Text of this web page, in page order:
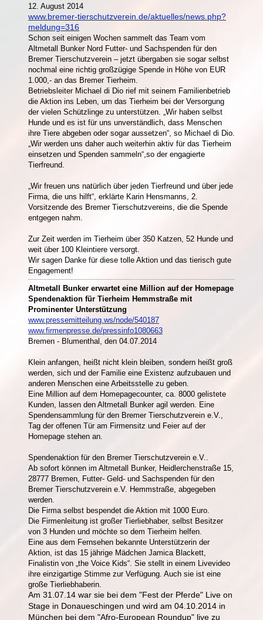
12. August 2014
www.bremer-tierschutzverein.de/aktuelles/news.php?
meldung=316
Schon seit einigen Wochen sammelt das Team vom
Altmetall Bunker Nord Futter- und Sachspenden für den
Bremer Tierschutzverein – jetzt übergaben sie sogar selbst
nochmal eine richtig großzügige Spende in Höhe von EUR
1.000,- an das Bremer Tierheim.
Betriebsleiter Michael di Dio rief mit seinem Familienbetrieb
die Aktion ins Leben, um das Tierheim bei der Versorgung
der vielen Schützlinge zu unterstützen. „Wir haben selbst
Hunde und es ist für uns unverständlich, dass Menschen
ihre Tiere abgeben oder sogar aussetzen“, so Michael di Dio.
„Wir werden uns daher auch weiterhin aktiv für das Tierheim
einsetzen und Spenden sammeln“,so der engagierte
Tierfreund.
„Wir freuen uns natürlich über jeden Tierfreund und über jede
Firma, die uns hilft“, erklärte Karin Hensmanns, 2.
Vorsitzende des Bremer Tierschutzvereins, die die Spende
entgegen nahm.
Zur Zeit werden im Tierheim über 350 Katzen, 52 Hunde und
weit über 100 Kleintiere versorgt.
Wir sagen Danke für diese tolle Aktion und das tierisch gute
Engagement!
Altmetall Bunker erwartet eine Million auf der Homepage
Spendenaktion für Tierheim Hemmstraße mit
Prominenter Unterstützung
www.pressemitteilung.ws/node/540187
www.firmenpresse.de/pressinfo1080663
Bremen - Blumenthal, den 04.07.2014
Klein anfangen, heißt nicht klein bleiben, sondern heißt groß
werden, sich und der Familie eine Existenz aufzubauen und
anderen Menschen eine Arbeitsstelle zu geben.
Eine Million auf dem Homepagecounter, ca. 8000 gelistete
Kunden, lassen den Altmetall Bunker agil werden. Eine
Spendensammlung für den Bremer Tierschutzverein e.V.,
Tag der offenen Tür am Firmensitz und Feier auf der
Homepage stehen an.
Spendenaktion für den Bremer Tierschutzverein e.V..
Ab sofort können im Altmetall Bunker, Heidlerchenstraße 15,
28777 Bremen, Futter- Geld- und Sachspenden für den
Bremer Tierschutzverein e.V. Hemmstraße, abgegeben
werden.
Die Firma selbst bespendet die Aktion mit 1000 Euro.
Die Firmenleitung ist großer Tierliebhaber, selbst Besitzer
von 3 Hunden und möchte so dem Tierheim helfen.
Eine aus dem Fernsehen bekannte Unterstützerin der
Aktion, ist das 15 jährige Mädchen Jamica Blackett,
Finalistin von „the Voice Kids“. Sie stellt in einem Livevideo
ihre einzigartige Stimme zur Verfügung. Auch sie ist eine
große Tierliebhaberin.
Am 31.07.14 war sie bei dem "Fest der Pferde" Live on
Stage in Donaueschingen und wird am 04.10.2014 in
München bei dem "Afro-European Roundup" live zu